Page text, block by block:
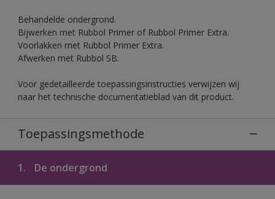
Behandelde ondergrond.
Bijwerken met Rubbol Primer of Rubbol Primer Extra.
Voorlakken met Rubbol Primer Extra.
Afwerken met Rubbol SB.
Voor gedetailleerde toepassingsinstructies verwijzen wij
naar het technische documentatieblad van dit product.
Toepassingsmethode
1. De ondergrond